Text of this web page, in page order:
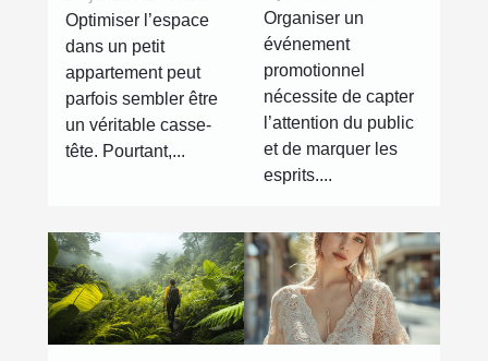
l'espace dans
les petits
appartements
Optimiser l’espace
dans un petit
appartement peut
parfois sembler être
un véritable casse-
tête. Pourtant,...
structure
gonflable
pour votre
événement
promotionnel
Organiser un
événement
promotionnel
nécessite de capter
l’attention du public
et de marquer les
esprits....